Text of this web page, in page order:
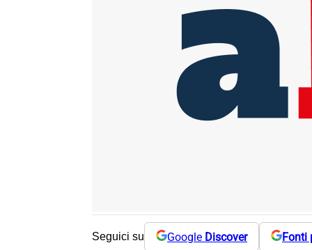
Seguici su Google Discover Fonti